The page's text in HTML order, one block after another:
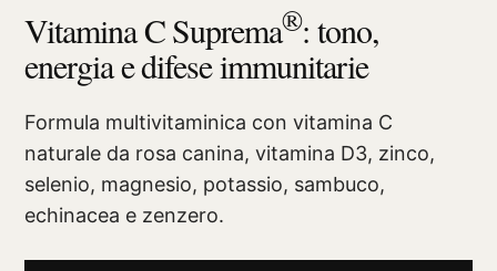
Vitamina C Suprema®: tono,
energia e difese immunitarie
Formula multivitaminica con vitamina C
naturale da rosa canina, vitamina D3, zinco,
selenio, magnesio, potassio, sambuco,
echinacea e zenzero.